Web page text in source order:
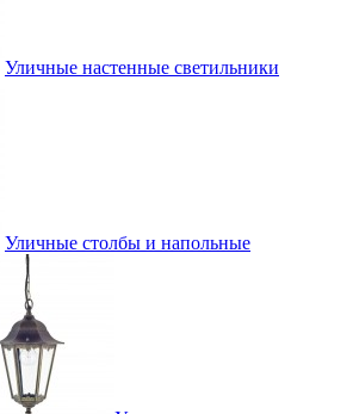
Уличные настенные светильники
Уличные столбы и напольные